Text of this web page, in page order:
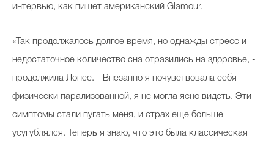
интервью, как пишет американский Glamour.
«Так продолжалось долгое время, но однажды стресс и
недостаточное количество сна отразились на здоровье, -
продолжила Лопес. - Внезапно я почувствовала себя
физически парализованной, я не могла ясно видеть. Эти
симптомы стали пугать меня, и страх еще больше
усугублялся. Теперь я знаю, что это была классическая